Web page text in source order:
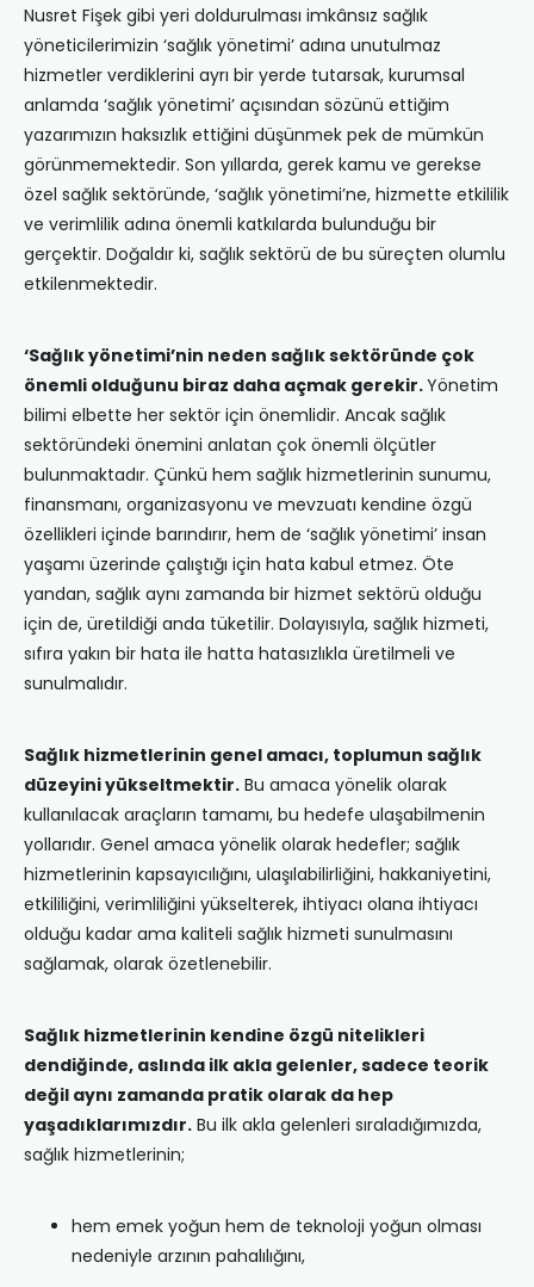
Nusret Fişek gibi yeri doldurulması imkânsız sağlık
yöneticilerimizin ‘sağlık yönetimi’ adına unutulmaz
hizmetler verdiklerini ayrı bir yerde tutarsak, kurumsal
anlamda ‘sağlık yönetimi’ açısından sözünü ettiğim
yazarımızın haksızlık ettiğini düşünmek pek de mümkün
görünmemektedir. Son yıllarda, gerek kamu ve gerekse
özel sağlık sektöründe, ‘sağlık yönetimi’ne, hizmette etkililik
ve verimlilik adına önemli katkılarda bulunduğu bir
gerçektir. Doğaldır ki, sağlık sektörü de bu süreçten olumlu
etkilenmektedir.
‘Sağlık yönetimi’nin neden sağlık sektöründe çok
önemli olduğunu biraz daha açmak gerekir.Yönetim
bilimi elbette her sektör için önemlidir. Ancak sağlık
sektöründeki önemini anlatan çok önemli ölçütler
bulunmaktadır. Çünkü hem sağlık hizmetlerinin sunumu,
finansmanı, organizasyonu ve mevzuatı kendine özgü
özellikleri içinde barındırır, hem de ‘sağlık yönetimi’ insan
yaşamı üzerinde çalıştığı için hata kabul etmez. Öte
yandan, sağlık aynı zamanda bir hizmet sektörü olduğu
için de, üretildiği anda tüketilir. Dolayısıyla, sağlık hizmeti,
sıfıra yakın bir hata ile hatta hatasızlıkla üretilmeli ve
sunulmalıdır.
Sağlık hizmetlerinin genel amacı, toplumun sağlık
düzeyini yükseltmektir. Bu amaca yönelik olarak
kullanılacak araçların tamamı, bu hedefe ulaşabilmenin
yollarıdır. Genel amaca yönelik olarak hedefler; sağlık
hizmetlerinin kapsayıcılığını, ulaşılabilirliğini, hakkaniyetini,
etkililiğini, verimliliğini yükselterek, ihtiyacı olana ihtiyacı
olduğu kadar ama kaliteli sağlık hizmeti sunulmasını
sağlamak, olarak özetlenebilir.
Sağlık hizmetlerinin kendine özgü nitelikleri
dendiğinde, aslında ilk akla gelenler, sadece teorik
değil aynı zamanda pratik olarak da hep
yaşadıklarımızdır. Bu ilk akla gelenleri sıraladığımızda,
sağlık hizmetlerinin;
hem emek yoğun hem de teknoloji yoğun olması
nedeniyle arzının pahalılığını,